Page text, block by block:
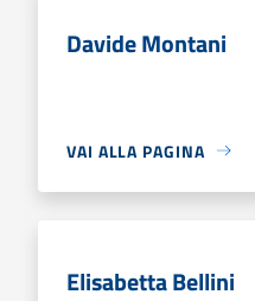
Davide Montani
VAI ALLA PAGINA
Elisabetta Bellini